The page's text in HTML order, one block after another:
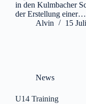
in den Kulmbacher
der Erstellung einer…
Alvin
15
News
U14 Training